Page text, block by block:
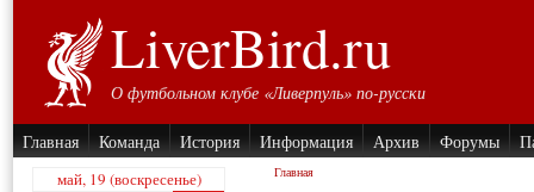
LiverBird.ru
О футбольном клубе «Ливерпуль» по-русски
Главная Команда История Информация Архив Форумы
май, 19 (воскресенье) Главная